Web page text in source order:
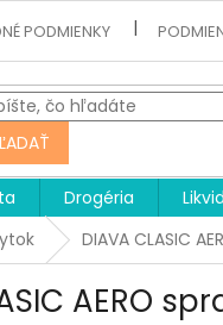
PODMIENKY
Drogéria
DIAVA CLASIC
AERO